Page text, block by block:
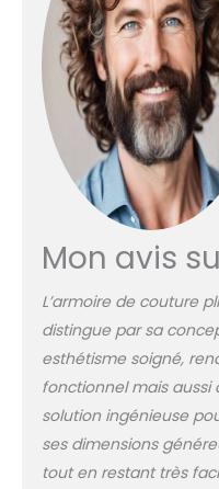
Mon avis
L’armoire de couture
distingue par sa
esthétisme soigné,
fonctionnel mais aussi
solution ingénieuse
ses dimensions
tout en restant très